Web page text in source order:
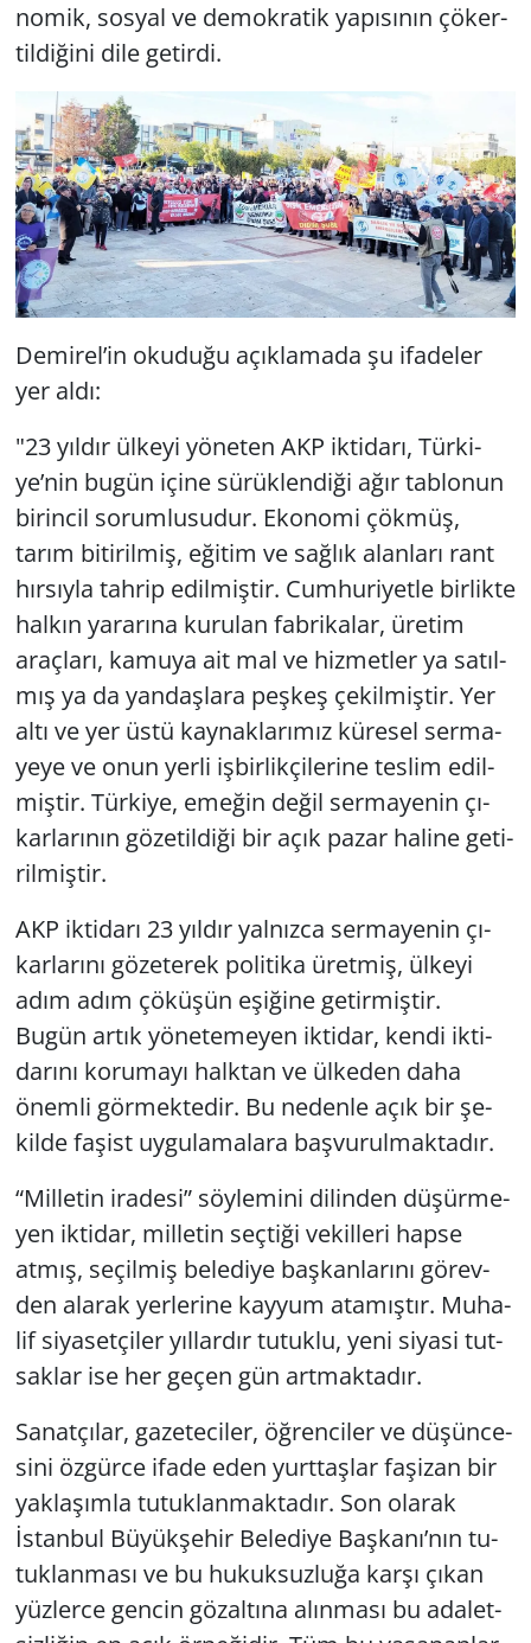
no­mik, sos­yal ve de­mok­ra­tik ya­pı­sı­nın çö­ker­
til­di­ği­ni dile ge­tir­di.
De­mi­rel’in oku­du­ğu açık­la­ma­da şu ifa­de­ler
yer aldı:
"23 yıl­dır ül­ke­yi yö­ne­ten AKP ik­ti­da­rı, Tür­ki­
ye’nin bugün içine sü­rük­len­di­ği ağır tab­lo­nun
bi­rin­cil so­rum­lu­su­dur. Eko­no­mi çök­müş,
tarım bi­ti­ril­miş, eği­tim ve sağ­lık alan­la­rı rant
hır­sıy­la tah­rip edil­miş­tir. Cum­hu­ri­yet­le bir­lik­te
hal­kın ya­ra­rı­na ku­ru­lan fab­ri­ka­lar, üre­tim
araç­la­rı, ka­mu­ya ait mal ve hiz­met­ler ya sa­tıl­
mış ya da yan­daş­la­ra peş­keş çe­kil­miş­tir. Yer
altı ve yer üstü kay­nak­la­rı­mız kü­re­sel ser­ma­
ye­ye ve onun yerli iş­bir­lik­çi­le­ri­ne tes­lim edil­
miş­tir. Tür­ki­ye, eme­ğin değil ser­ma­ye­nin çı­
kar­la­rı­nın gö­ze­til­di­ği bir açık pazar ha­li­ne ge­ti­
ril­miş­tir.
AKP ik­ti­da­rı 23 yıl­dır yal­nız­ca ser­ma­ye­nin çı­
kar­la­rı­nı gö­ze­te­rek po­li­ti­ka üret­miş, ül­ke­yi
adım adım çö­kü­şün eşi­ği­ne ge­tir­miş­tir.
Bugün artık yö­ne­te­me­yen ik­ti­dar, kendi ik­ti­
da­rı­nı ko­ru­ma­yı halk­tan ve ül­ke­den daha
önem­li gör­mek­te­dir. Bu ne­den­le açık bir şe­
kil­de fa­şist uy­gu­la­ma­la­ra baş­vu­rul­mak­ta­dır.
“Mil­le­tin ira­de­si” söy­le­mi­ni di­lin­den dü­şür­me­
yen ik­ti­dar, mil­le­tin seç­ti­ği ve­kil­le­ri hapse
atmış, se­çil­miş be­le­di­ye baş­kan­la­rı­nı gö­rev­
den ala­rak yer­le­ri­ne kay­yum ata­mış­tır. Mu­ha­
lif si­ya­set­çi­ler yıl­lar­dır tu­tuk­lu, yeni si­ya­si tut­
sak­lar ise her geçen gün art­mak­ta­dır.
Sa­nat­çı­lar, ga­ze­te­ci­ler, öğ­ren­ci­ler ve dü­şün­ce­
si­ni öz­gür­ce ifade eden yurt­taş­lar fa­şi­zan bir
yak­la­şım­la tu­tuk­lan­mak­ta­dır. Son ola­rak
İstan­bul Bü­yük­şe­hir Be­le­di­ye Baş­ka­nı’nın tu­
tuk­lan­ma­sı ve bu hu­kuk­suz­lu­ğa karşı çıkan
yüz­ler­ce gen­cin gö­zal­tı­na alın­ma­sı bu ada­let­